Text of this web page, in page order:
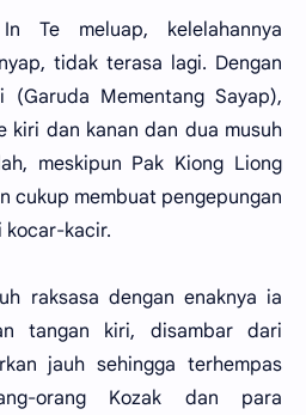
Te meluap, kelelahannya
tidak terasa lagi. Dengan
Mementang Sayap),
kiri dan kanan dan dua musuh
meskipun Pak Kiong Liong
cukup membuat pengepungan
kocar-kacir.
raksasa dengan enaknya ia
tangan kiri, disambar dari
jauh sehingga terhempas
orang Kozak dan para